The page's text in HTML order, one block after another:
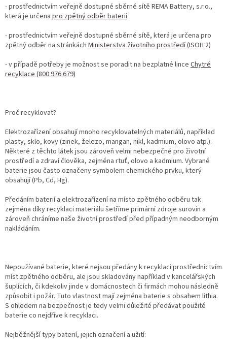
- prostřednictvím veřejně dostupné sběrné sítě REMA Battery, s.r.o.,
která je určena pro zpětný odběr baterií
- prostřednictvím veřejně dostupné sběrné sítě, která je určena pro
zpětný odběr na stránkách Ministerstva životního prostředí (ISOH 2)
- v případě potřeby je možnost se poradit na bezplatné lince Chytré
recyklace (800 976 679)
Proč recyklovat?
Elektrozařízení obsahují mnoho recyklovatelných materiálů, například
plasty, sklo, kovy (zinek, železo, mangan, nikl, kadmium, olovo atp.).
Některé z těchto látek jsou zároveň velmi nebezpečné pro životní
prostředí a zdraví člověka, zejména rtuť, olovo a kadmium. Vybrané
baterie jsou často označeny symbolem chemického prvku, který
obsahují (Pb, Cd, Hg).
Předáním baterií a elektrozařízení na místo zpětného odběru tak
zejména díky recyklaci materiálu šetříme primární zdroje surovin a
zároveň chráníme naše životní prostředí před případným neodborným
nakládáním.
Nepoužívané baterie, které nejsou předány k recyklaci prostřednictvím
míst zpětného odběru, ale jsou skladovány například v kancelářských
šuplících, či kdekoliv jinde v domácnostech či firmách mohou následně
způsobit i požár. Tuto vlastnost mají zejména baterie s obsahem lithia.
S ohledem na bezpečnost je tedy velmi důležité předávat použité
baterie co nejdříve k recyklaci.
Nejběžnější typy baterií, jejich označení a užití: